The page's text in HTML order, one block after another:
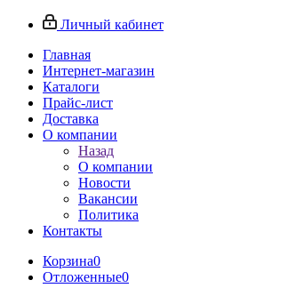
Личный кабинет
Главная
Интернет-магазин
Каталоги
Прайс-лист
Доставка
О компании
Назад
О компании
Новости
Вакансии
Политика
Контакты
Корзина0
Отложенные0